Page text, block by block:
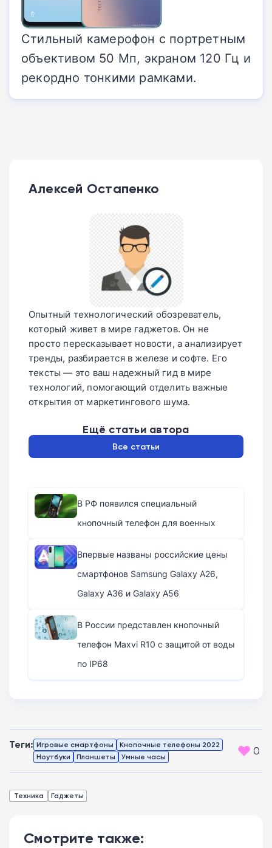
Стильный камерофон с портретным
объективом 50 Мп, экраном 120 Гц и
рекордно тонкими рамками.
Алексей Остапенко
Опытный технологический обозреватель,
который живет в мире гаджетов. Он не
просто пересказывает новости, а анализирует
тренды, разбирается в железе и софте. Его
тексты — это ваш надежный гид в мире
технологий, помогающий отделить важные
открытия от маркетингового шума.
Ещё статьи автора
Все статьи
В РФ появился специальный
кнопочный телефон для военных
Впервые названы российские цены
смартфонов Samsung Galaxy A26,
Galaxy A36 и Galaxy A56
В России представлен кнопочный
телефон Maxvi R10 с защитой от воды
по IP68
Теги: Игровые смартфоны
Кнопочные телефоны 2022
Ноутбуки
Планшеты Умные часы 0
Техника Гаджеты
Смотрите также: